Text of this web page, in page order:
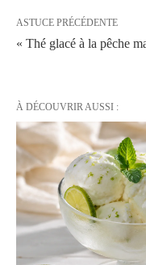
ASTUCE PRÉCÉDENTE
« Thé glacé à la pêche
À DÉCOUVRIR AUSSI :